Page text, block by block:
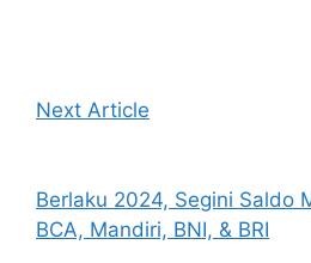
Next Article
Berlaku 2024, Segini Saldo
BCA, Mandiri, BNI, & BRI